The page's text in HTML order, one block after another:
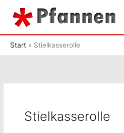
Inhalt
Start Stielkasserolle
Stielkasserolle